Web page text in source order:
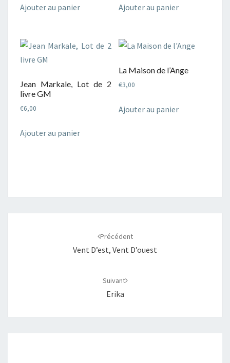
Ajouter au panier Ajouter au panier
Jean Markale, Lot de 2
livre GM
€6,00
Ajouter au panier
La Maison de l’Ange
€3,00
Ajouter au panier
Précédent
Vent D’est, Vent D’ouest
Suivant
Erika